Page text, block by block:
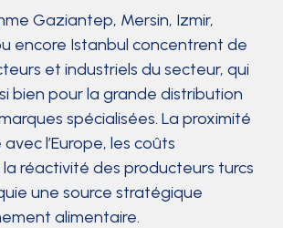
Gaziantep, Mersin, Izmir,
encore Istanbul concentrent de
et industriels du secteur, qui
bien pour la grande distribution
spécialisées. La proximité
l’Europe, les coûts
réactivité des producteurs turcs
une source stratégique
alimentaire.